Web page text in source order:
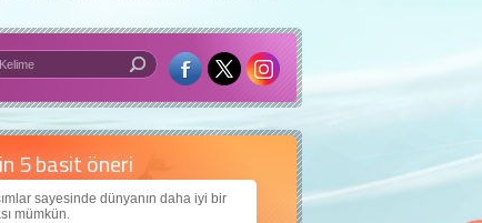
bir dünya için yapay zekâ
daha güzel bir dünya bırakabilmek için
nasıl yararlanırız?